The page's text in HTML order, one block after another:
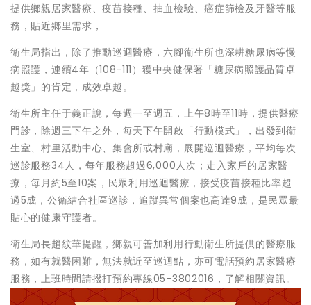
提供鄉親居家醫療、疫苗接種、抽血檢驗、癌症篩檢及牙醫等服
務，貼近鄉里需求，
衛生局指出，除了推動巡迴醫療，六腳衛生所也深耕糖尿病等慢
病照護，連續4年（108-111）獲中央健保署「糖尿病照護品質卓
越獎」的肯定，成效卓越。
衛生所主任于義正說，每週一至週五，上午8時至11時，提供醫療
門診，除週三下午之外，每天下午開啟「行動模式」，出發到衛
生室、村里活動中心、集會所或村廟，展開巡迴醫療，平均每次
巡診服務34人，每年服務超過6,000人次；走入家戶的居家醫
療，每月約5至10案，民眾利用巡迴醫療，接受疫苗接種比率超
過5成，公衛結合社區巡診，追蹤異常個案也高達9成，是民眾最
貼心的健康守護者。
衛生局長趙紋華提醒，鄉親可善加利用行動衛生所提供的醫療服
務，如有就醫困難，無法就近至巡迴點，亦可電話預約居家醫療
服務，上班時間請撥打預約專線05-3802016，了解相關資訊。